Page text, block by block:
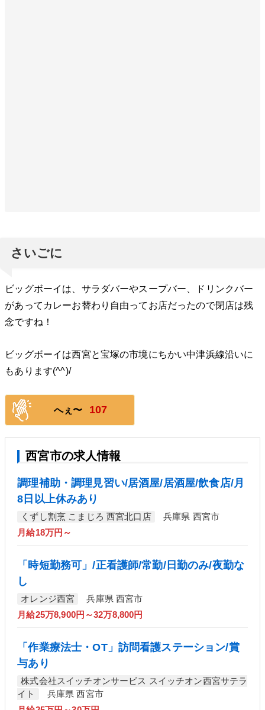
さいごに
ビッグボーイは、サラダバーやスープバー、ドリンクバー
があってカレーお替わり自由ってお店だったので閉店は残
念ですね！
ビッグボーイは西宮と宝塚の市境にちかい中津浜線沿いに
もあります(^^)/
へぇ〜 107
西宮市の求人情報
調理補助・調理見習い/居酒屋/居酒屋/飲食店/月
8日以上休みあり
くずし割烹 こまじろ 西宮北口店
兵庫県 西宮市
月給18万円～
「時短勤務可」/正看護師/常勤/日勤のみ/夜勤な
し
オレンジ西宮
兵庫県 西宮市
月給25万8,900円～32万8,800円
「作業療法士・OT」訪問看護ステーション/賞
与あり
株式会社スイッチオンサービス スイッチオン西宮サテラ
イト
兵庫県 西宮市